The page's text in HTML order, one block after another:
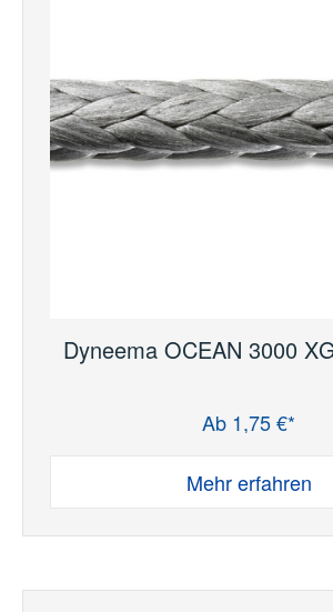
Dyneema OCEAN 3000
Ab 1,75 €*
Mehr erfahren